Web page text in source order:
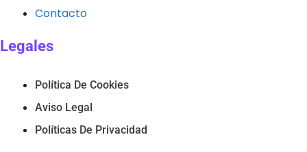
Contacto
Legales
Política De Cookies
Aviso Legal
Políticas De Privacidad